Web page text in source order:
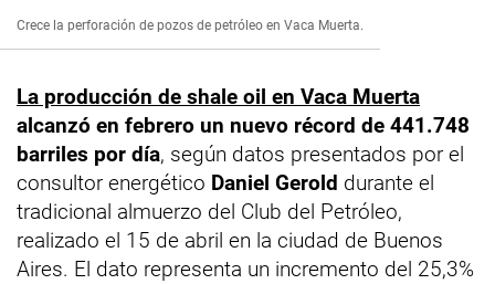
Crece la perforación de pozos de petróleo en Vaca Muerta.
La producción de shale oil en Vaca Muerta
alcanzó en febrero un nuevo récord de 441.748
barriles por día, según datos presentados por el
consultor energético Daniel Gerold durante el
tradicional almuerzo del Club del Petróleo,
realizado el 15 de abril en la ciudad de Buenos
Aires. El dato representa un incremento del 25,3%